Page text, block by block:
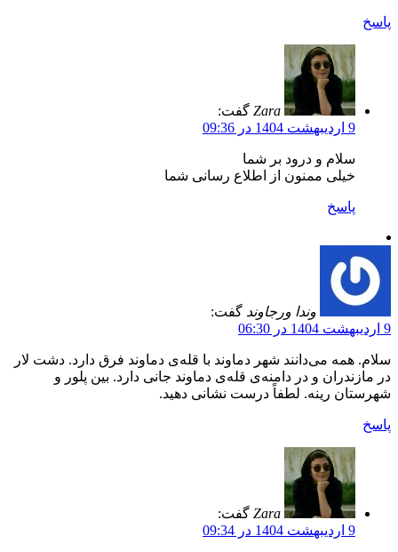
پاسخ
Zara گفت:
9 اردیبهشت 1404 در 09:36
سلام و درود بر شما
خیلی ممنون از اطلاع رسانی شما
پاسخ
وندا ورجاوند گفت:
9 اردیبهشت 1404 در 06:30
سلام. همه می‌دانند شهر دماوند با قله‌ی دماوند فرق دارد. دشت لار
در مازندران و در دامنه‌ی قله‌ی دماوند جانی دارد. بین پلور و
شهرستان رینه. لطفاً درست نشانی دهید.
پاسخ
Zara گفت:
9 اردیبهشت 1404 در 09:34